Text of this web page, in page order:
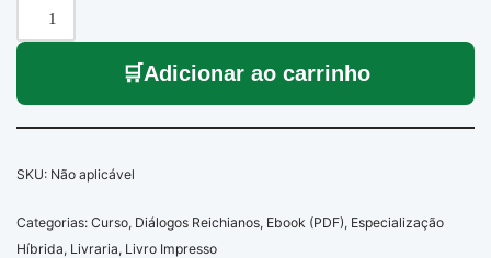
Adicionar ao carrinho
SKU: Não aplicável
Categorias: Curso, Diálogos Reichianos, Ebook (PDF), Especialização
Híbrida, Livraria, Livro Impresso